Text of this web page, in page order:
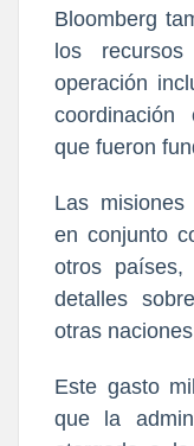
Bloomberg
los
operación
coordinación
que fueron
Las
en conjunto
otros países,
detalles
otras
Este gasto
que la